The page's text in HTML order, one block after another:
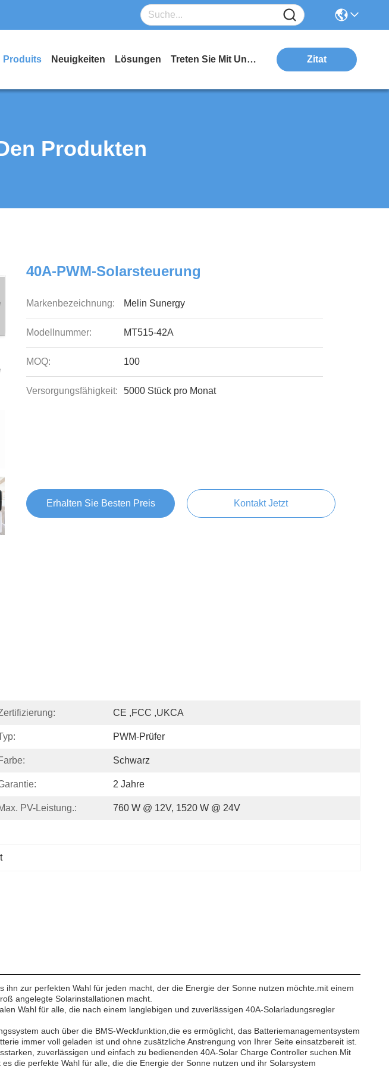
Produits Neuigkeiten Lösungen Treten Sie Mit Uns In Verbindung Zitat
Produkten
40A-PWM-Solarsteuerung
Markenbezeichnung: Melin Sunergy
Modellnummer: MT515-42A
MOQ: 100
Versorgungsfähigkeit: 5000 Stück pro Monat
Erhalten Sie Besten Preis Kontakt Jetzt
CE ,FCC ,UKCA
PWM-Prüfer
Schwarz
2 Jahre
PV-Leistung.: 760 W @ 12V, 1520 W @ 24V
zur perfekten Wahl für jeden macht, der die Energie der Sonne nutzen möchte.mit einem
angelegte Solarinstallationen macht.
Wahl für alle, die nach einem langlebigen und zuverlässigen 40A-Solarladungsregler
auch über die BMS-Weckfunktion,die es ermöglicht, das Batteriemanagementsystem
immer voll geladen ist und ohne zusätzliche Anstrengung von Ihrer Seite einsatzbereit ist.
zuverlässigen und einfach zu bedienenden 40A-Solar Charge Controller suchen.Mit
die perfekte Wahl für alle, die die Energie der Sonne nutzen und ihr Solarsystem